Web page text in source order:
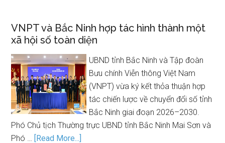
VNPT và Bắc Ninh hợp tác hình thành một
xã hội số toàn diện
UBND tỉnh Bắc Ninh và Tập đoàn
Bưu chính Viễn thông Việt Nam
(VNPT) vừa ký kết thỏa thuận hợp
tác chiến lược về chuyển đổi số tỉnh
Bắc Ninh giai đoạn 2026–2030.
Phó Chủ tịch Thường trực UBND tỉnh Bắc Ninh Mai Sơn và
Phó … [Read More...]